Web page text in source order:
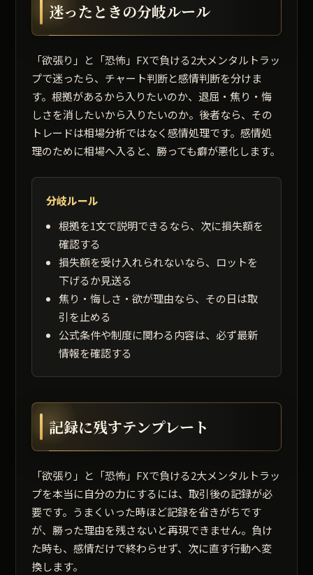
迷ったときの分岐ルール
「欲張り」と「恐怖」FXで負ける2大メンタルトラッ
プで迷ったら、チャート判断と感情判断を分けま
す。根拠があるから入りたいのか、退屈・焦り・悔
しさを消したいから入りたいのか。後者なら、その
トレードは相場分析ではなく感情処理です。感情処
理のために相場へ入ると、勝っても癖が悪化します。
分岐ルール
根拠を1文で説明できるなら、次に損失額を
確認する
損失額を受け入れられないなら、ロットを
下げるか見送る
焦り・悔しさ・欲が理由なら、その日は取
引を止める
公式条件や制度に関わる内容は、必ず最新
情報を確認する
記録に残すテンプレート
「欲張り」と「恐怖」FXで負ける2大メンタルトラッ
プを本当に自分の力にするには、取引後の記録が必
要です。うまくいった時ほど記録を省きがちです
が、勝った理由を残さないと再現できません。負け
た時も、感情だけで終わらせず、次に直す行動へ変
換します。